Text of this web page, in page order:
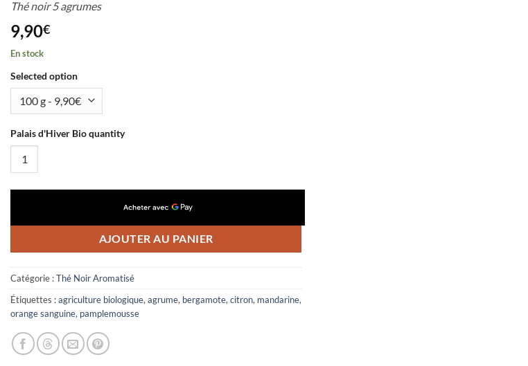
Thé noir 5 agrumes
9,90€
En stock
Selected option
Palais d'Hiver Bio quantity
AJOUTER AU PANIER
Catégorie :Thé Noir Aromatisé
Étiquettes :agriculture biologique, agrume, bergamote, citron, mandarine,
orange sanguine, pamplemousse